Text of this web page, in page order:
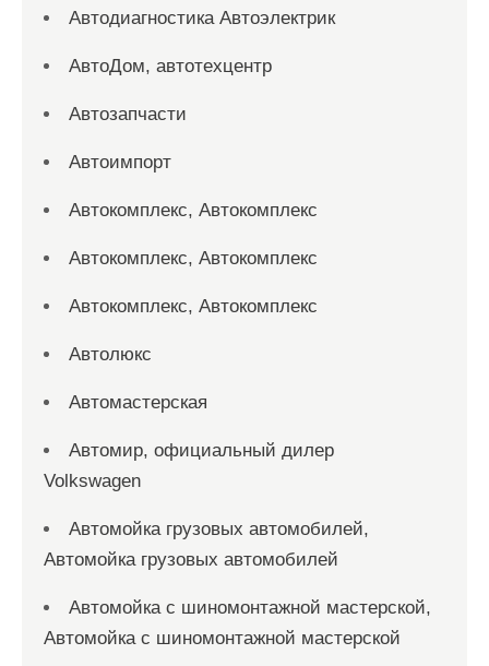
Автодиагностика Автоэлектрик
АвтоДом, автотехцентр
Автозапчасти
Автоимпорт
Автокомплекс, Автокомплекс
Автокомплекс, Автокомплекс
Автокомплекс, Автокомплекс
Автолюкс
Автомастерская
Автомир, официальный дилер
Volkswagen
Автомойка грузовых автомобилей,
Автомойка грузовых автомобилей
Автомойка с шиномонтажной мастерской,
Автомойка с шиномонтажной мастерской